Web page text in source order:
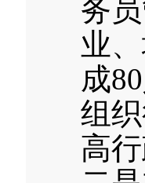
务
业
成
组
高